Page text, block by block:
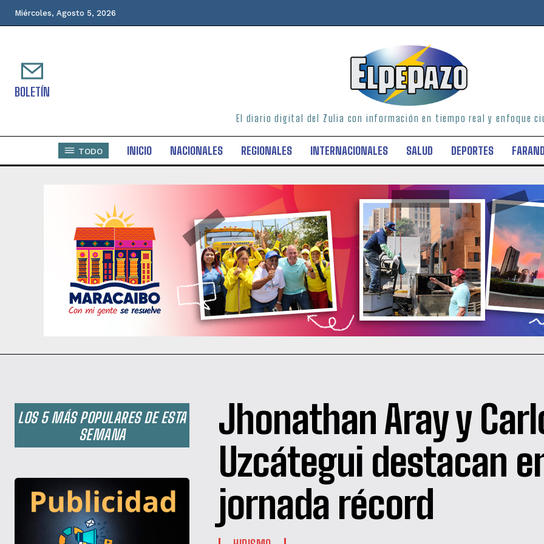
Miércoles, Agosto 5, 2026
BOLETÍN
El diario digital del Zulia con información en tiempo real y enfoque
TODO INICIO NACIONALES REGIONALES INTERNACIONALES SALUD DEPORTES
LOS 5 MÁS POPULARES DE ESTA
SEMANA
Jhonathan Aray y
Uzcátegui destacan
jornada récord